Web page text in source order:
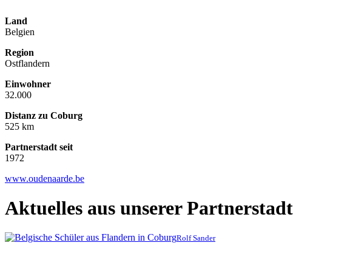
Land
Belgien
Region
Ostflandern
Einwohner
32.000
Distanz zu Coburg
525 km
Partnerstadt seit
1972
www.oudenaarde.be
Aktuelles aus unserer Partnerstadt
Rolf Sander